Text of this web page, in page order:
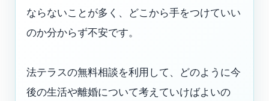
ならないことが多く、どこから手をつけていい
のか分からず不安です。
法テラスの無料相談を利用して、どのように今
後の生活や離婚について考えていけばよいの